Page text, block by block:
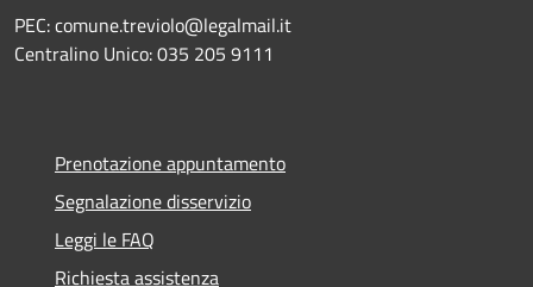
PEC: comune.treviolo@legalmail.it
Centralino Unico:035 205 9111
Prenotazione appuntamento
Segnalazione disservizio
Leggi le FAQ
Richiesta assistenza